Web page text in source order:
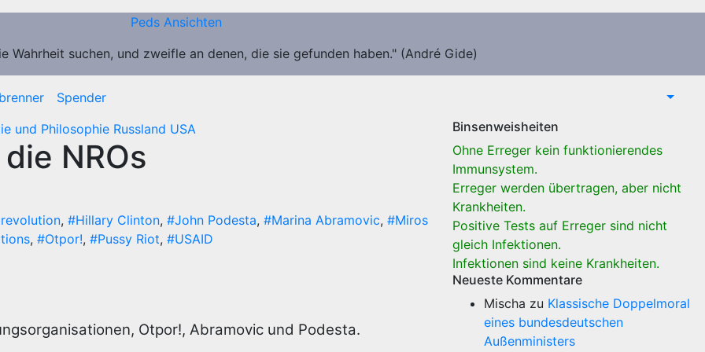
Peds Ansichten
Wahrheit suchen, und zweifle an denen, die sie gefunden haben." (André Gide)
Spender
und Philosophie Russland USA
NROs
, #Hillary Clinton, #John Podesta, #Marina Abramovic, #Miros
, #Otpor!, #Pussy Riot, #USAID
Otpor!, Abramovic und Podesta.
Binsenweisheiten
Ohne Erreger kein funktionierendes
Immunsystem.
Erreger werden übertragen, aber nicht
Krankheiten.
Positive Tests auf Erreger sind nicht
gleich Infektionen.
Infektionen sind keine Krankheiten.
Neueste Kommentare
Mischa zu Klassische Doppelmoral
eines bundesdeutschen
Außenministers